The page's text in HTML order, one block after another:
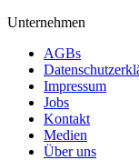
Unternehmen
AGBs
Impressum
Jobs
Kontakt
Medien
Über uns